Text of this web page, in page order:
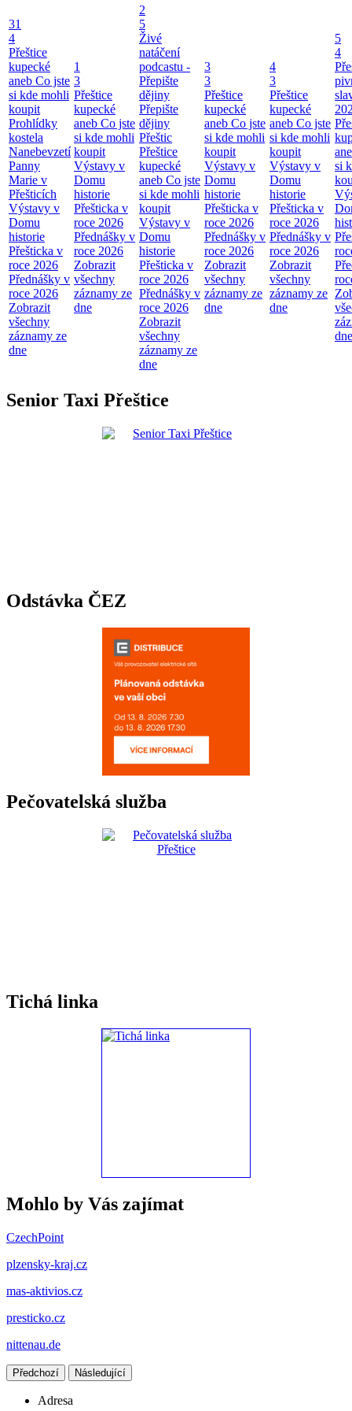
31
4
Přeštice
kupecké
aneb Co jste
si kde mohli
koupit
Prohlídky
kostela
Nanebevzetí
Panny
Marie v
Přešticích
Výstavy v
Domu
historie
Přešticka v
roce 2026
Přednášky v
roce 2026
Zobrazit
všechny
záznamy ze
dne
1
3
Přeštice
kupecké
aneb Co jste
si kde mohli
koupit
Výstavy v
Domu
historie
Přešticka v
roce 2026
Přednášky v
roce 2026
Zobrazit
všechny
záznamy ze
dne
2
5
Živé
natáčení
podcastu -
Přepište
dějiny
Přepište
dějiny
Přeštic
Přeštice
kupecké
aneb Co jste
si kde mohli
koupit
Výstavy v
Domu
historie
Přešticka v
roce 2026
Přednášky v
roce 2026
Zobrazit
všechny
záznamy ze
dne
3
3
Přeštice
kupecké
aneb Co jste
si kde mohli
koupit
Výstavy v
Domu
historie
Přešticka v
roce 2026
Přednášky v
roce 2026
Zobrazit
všechny
záznamy ze
dne
4
3
Přeštice
kupecké
aneb Co jste
si kde mohli
koupit
Výstavy v
Domu
historie
Přešticka v
roce 2026
Přednášky v
roce 2026
Zobrazit
všechny
záznamy ze
dne
5
4
si
dne
Senior Taxi Přeštice
Odstávka ČEZ
Pečovatelská služba
Tichá linka
Mohlo by Vás zajímat
CzechPoint
plzensky-kraj.cz
mas-aktivios.cz
presticko.cz
nittenau.de
Předchozí Následující
Adresa